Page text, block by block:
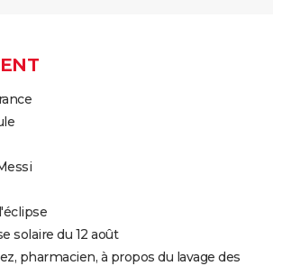
solaire du 12 août
pharmacien, à propos du lavage des